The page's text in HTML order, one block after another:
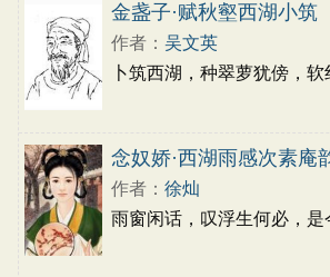
金盏子·赋秋壑西湖小筑
作者： 吴文英
卜筑西湖，种翠萝犹傍，
念奴娇·西湖雨感次素庵
作者： 徐灿
雨窗闲话，叹浮生何必，是